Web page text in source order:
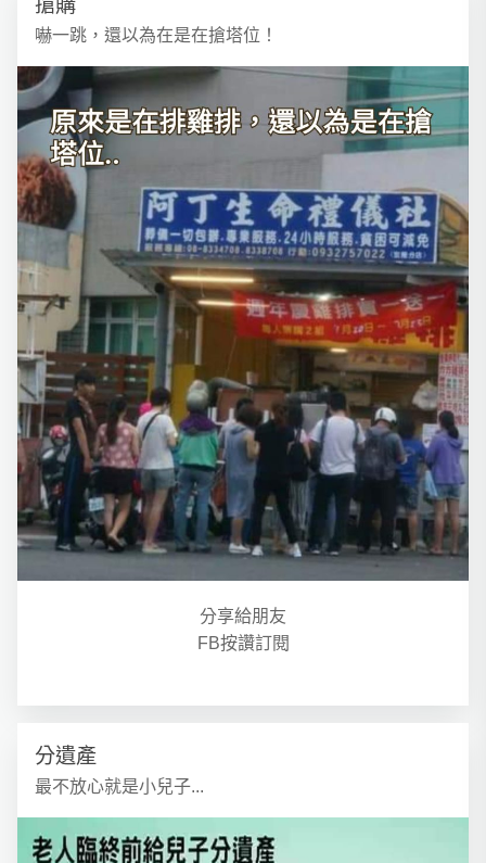
搶購
嚇一跳，還以為在是在搶塔位！
分享給朋友
FB按讚訂閱
分遺產
最不放心就是小兒子...